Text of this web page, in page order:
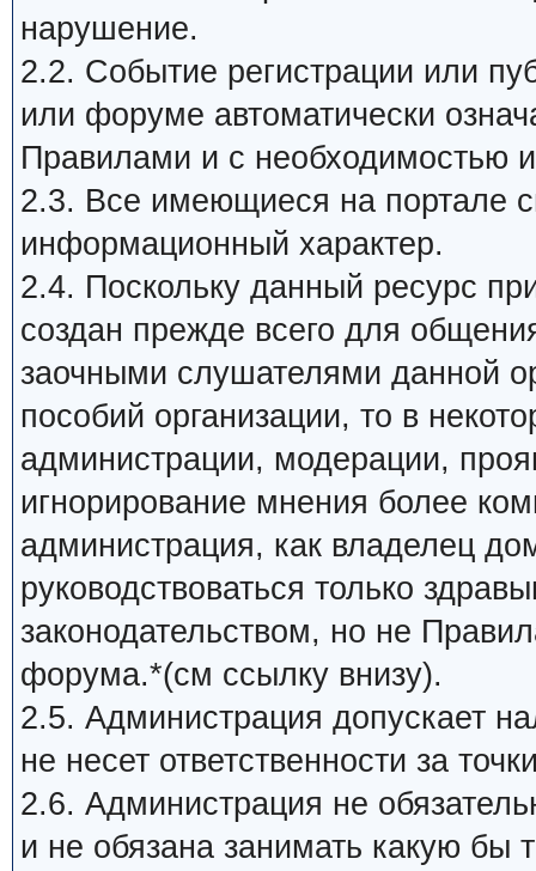
нарушение.
2.2. Событие регистрации или
или форуме автоматически
Правилами и с необходимостью
2.3. Все имеющиеся на портале
информационный характер.
2.4. Поскольку данный ресурс
создан прежде всего для
заочными слушателями данной
пособий организации, то в
администрации, модерации,
игнорирование мнения более
администрация, как владелец
руководствоваться только
законодательством, но не
форума.*(см ссылку внизу).
2.5. Администрация допускает
не несет ответственности за
2.6. Администрация не
и не обязана занимать какую